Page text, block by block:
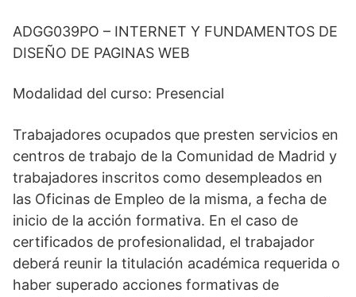
ADGG039PO – INTERNET Y FUNDAMENTOS DE
DISEÑO DE PAGINAS WEB
Modalidad del curso: Presencial
Trabajadores ocupados que presten servicios en
centros de trabajo de la Comunidad de Madrid y
trabajadores inscritos como desempleados en
las Oficinas de Empleo de la misma, a fecha de
inicio de la acción formativa. En el caso de
certificados de profesionalidad, el trabajador
deberá reunir la titulación académica requerida o
haber superado acciones formativas de